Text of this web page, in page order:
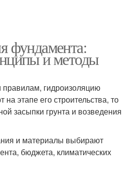
фундамента:
и методы
правилам, гидроизоляцию
этапе его строительства, то
засыпки грунта и возведения
и материалы выбирают
бюджета, климатических